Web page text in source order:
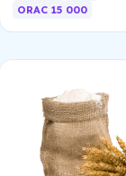
ORAC 15 000